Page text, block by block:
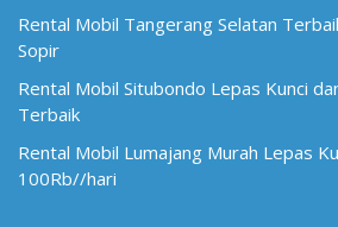
Rental Mobil Tangerang Selatan
Sopir
Rental Mobil Situbondo Lepas Kunci
Terbaik
Rental Mobil Lumajang Murah Lepas
100Rb//hari